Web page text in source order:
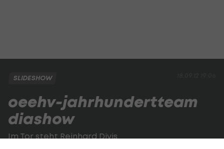
SLIDESHOW
oeehv-jahrhundertteam
diashow
Im Tor steht Reinhard Divis.